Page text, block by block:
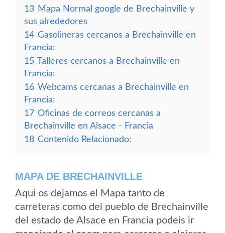
13 Mapa Normal google de Brechainville y
sus alrededores
14 Gasolineras cercanos a Brechainville en
Francia:
15 Talleres cercanos a Brechainville en
Francia:
16 Webcams cercanas a Brechainville en
Francia:
17 Oficinas de correos cercanas a
Brechainville en Alsace - Francia
18 Contenido Relacionado:
MAPA DE BRECHAINVILLE
Aqui os dejamos el Mapa tanto de
carreteras como del pueblo de Brechainville
del estado de Alsace en Francia podeis ir